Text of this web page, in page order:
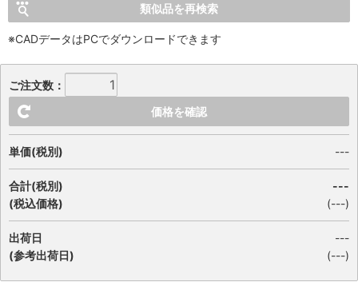
類似品を再検索
※CADデータはPCでダウンロードできます
ご注文数：
価格を確認
単価(税別) ---
合計(税別)
(税込価格)
---
(---)
出荷日
(参考出荷日)
---
(---)